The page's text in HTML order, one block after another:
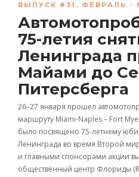
ВЫПУСК #31. ФЕВРАЛЬ -
75-летия
Ленинграда
Майами до
Питерсберга
26–27 января прошел
маршруту Miami-Naples – Fort
было посвящено 75-летнему
Ленинграда во время Второй
и главными спонсорами акции
общественный центр Флориды